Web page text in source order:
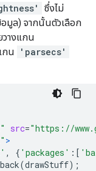
ซึ่งไม่
มูล) จากนั้นตัวเลือก
างแกน
กน
'parsecs'
src="https://
>
, { 'packages' :[
(drawStuff);